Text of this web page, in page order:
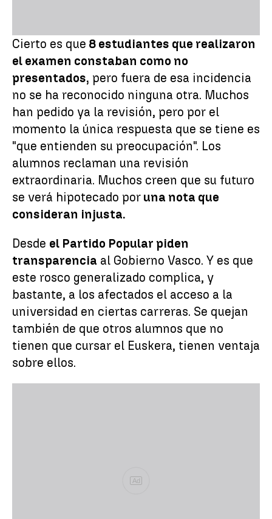
Cierto es que 8 estudiantes que realizaron
el examen constaban como no
presentados, pero fuera de esa incidencia
no se ha reconocido ninguna otra. Muchos
han pedido ya la revisión, pero por el
momento la única respuesta que se tiene es
"que entienden su preocupación". Los
alumnos reclaman una revisión
extraordinaria. Muchos creen que su futuro
se verá hipotecado por una nota que
consideran injusta.
Desde el Partido Popular piden
transparencia al Gobierno Vasco. Y es que
este rosco generalizado complica, y
bastante, a los afectados el acceso a la
universidad en ciertas carreras. Se quejan
también de que otros alumnos que no
tienen que cursar el Euskera, tienen ventaja
sobre ellos.
Ad